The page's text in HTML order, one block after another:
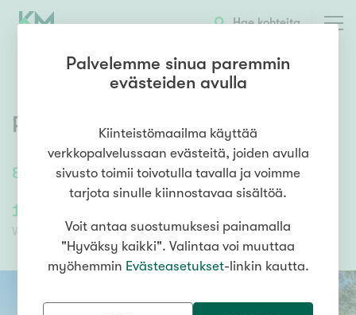
Hae kohteita
83 /83m² 3h, k, s
Pahkakuja 7,Neulamäki,
136 000,00 €
Velaton hinta Myyntihinta
Palvelemme sinua paremmin
evästeiden avulla
Kiinteistömaailma käyttää
verkkopalvelussaan evästeitä, joiden avulla
sivusto toimii toivotulla tavalla ja voimme
tarjota sinulle kiinnostavaa sisältöä.
Voit antaa suostumuksesi painamalla
"Hyväksy kaikki". Valintaa voi muuttaa
myöhemmin Evästeasetukset-linkin kautta.